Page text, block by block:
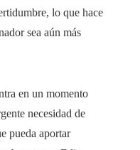
lo que hace
sea aún más
en un momento
necesidad de
pueda aportar